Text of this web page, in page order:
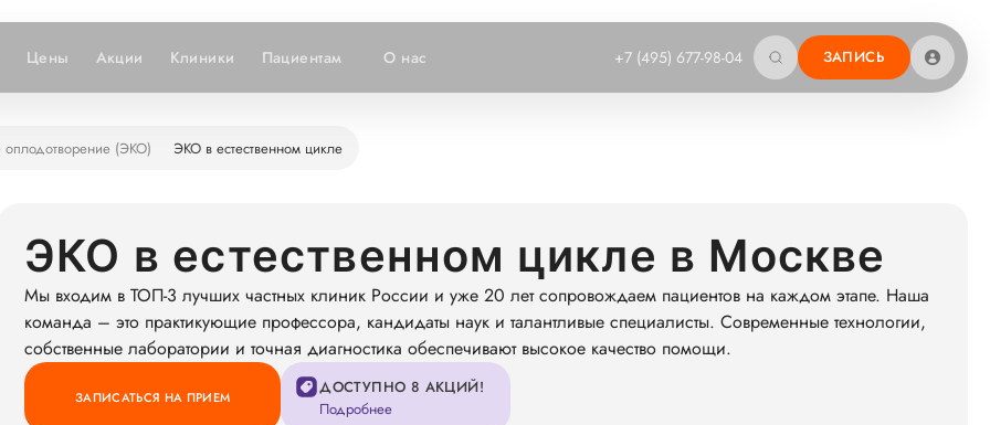
Цены Акции Клиники Пациентам О нас +7 (495) 677-98-04 ЗАПИСЬ
оплодотворение (ЭКО) ЭКО в естественном цикле
ЭКО в естественном цикле в Москве
Мы входим в ТОП-3 лучших частных клиник России и уже 20 лет сопровождаем пациентов на каждом этапе. Наша
команда – это практикующие профессора, кандидаты наук и талантливые специалисты. Современные технологии,
собственные лаборатории и точная диагностика обеспечивают высокое качество помощи.
ЗАПИСАТЬСЯ НА ПРИЕМ
ДОСТУПНО 8 АКЦИЙ!
Подробнее